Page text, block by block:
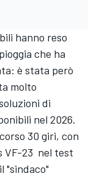
hanno reso
che ha
è stata però
molto
di
nel 2026.
30 giri, con
VF-23 nel test
"sindaco"